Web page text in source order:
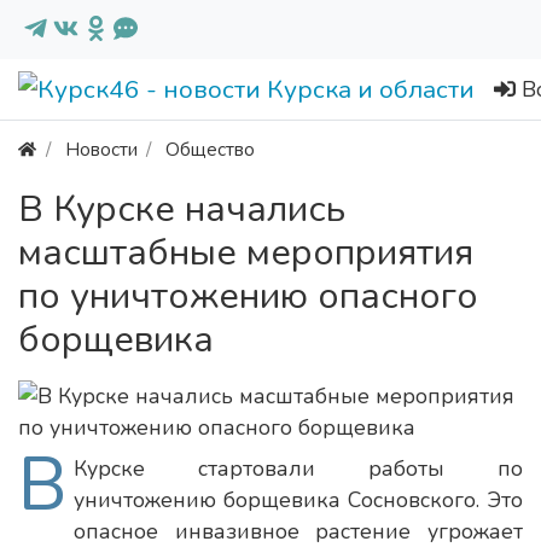
Новости Общество
В Курске начались
масштабные мероприятия
по уничтожению опасного
борщевика
В Курске стартовали работы по
уничтожению борщевика Сосновского. Это
опасное инвазивное растение угрожает